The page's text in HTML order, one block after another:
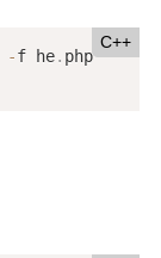
C++
-f he. php